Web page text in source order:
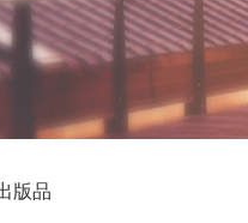
版品